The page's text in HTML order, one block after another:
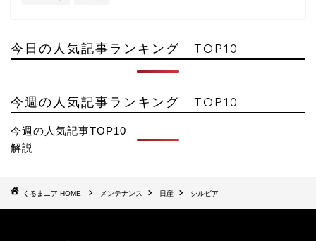
今日の人気記事ランキング TOP10
今週の人気記事ランキング TOP10
今週の人気記事TOP10
解説
HOME メンテナンス 日産 シルビア